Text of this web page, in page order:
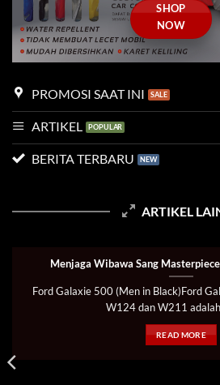
SHOP
NOW
PROMOSI SAAT INI
ARTIKEL
BERITA TERBARU
ARTIKEL
Menjaga Wibawa Sang
Ford Galaxie 500 (Men in Black)Ford
W124 dan W211
READ MORE